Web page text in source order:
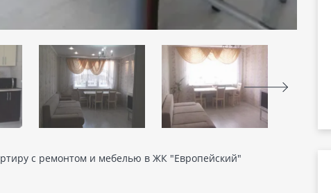
с ремонтом и мебелью в ЖК "Европейский"